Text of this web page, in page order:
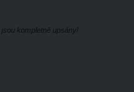
kompletně upsány!